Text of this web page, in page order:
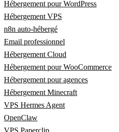
Hébergement pour WordPress
Hébergement VPS
n8n auto-hébergé
Email professionnel
Hébergement Cloud
Hébergement pour WooCommerce
Hébergement pour agences
Hébergement Minecraft
VPS Hermes Agent
OpenClaw
VPS Paperclip